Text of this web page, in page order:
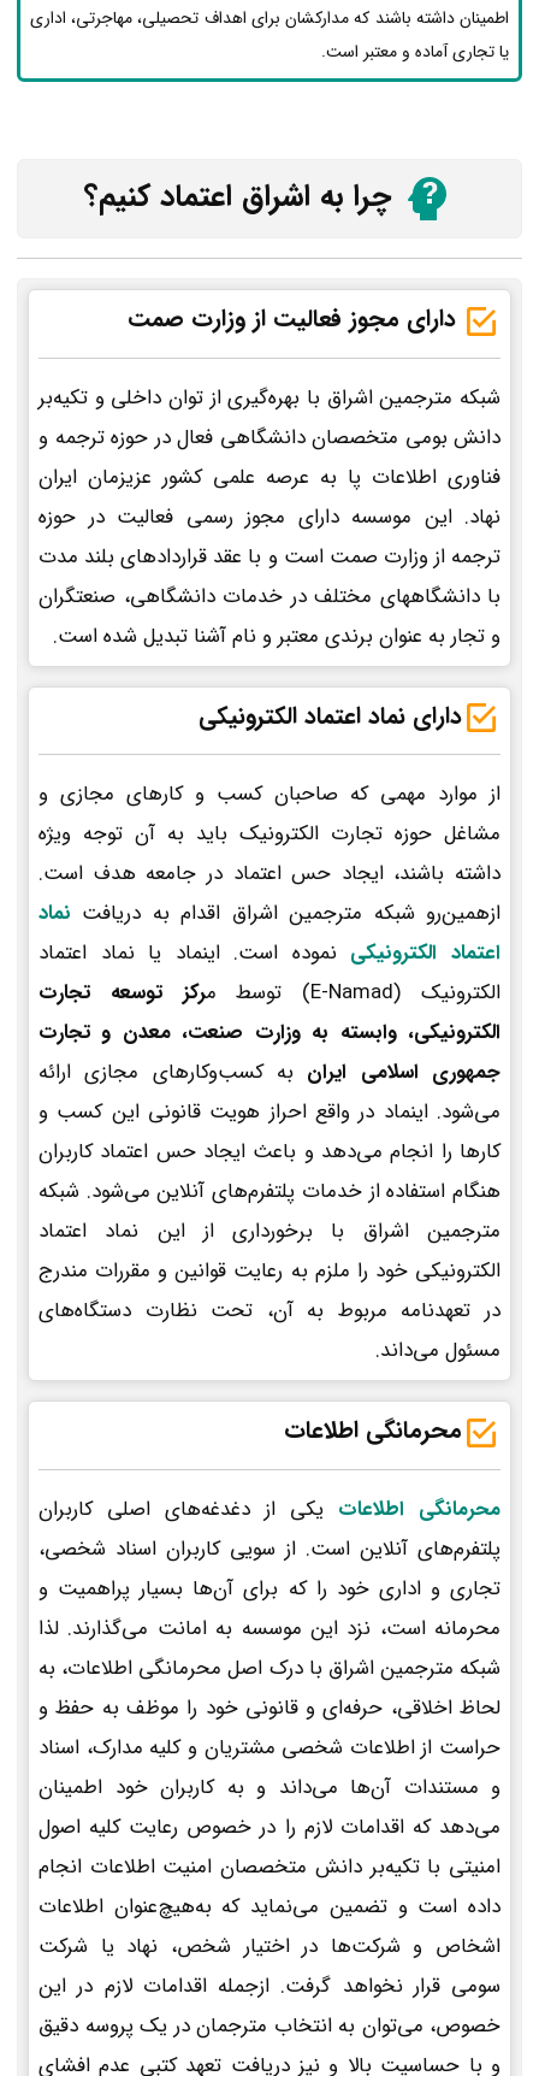
اطمینان داشته باشند که مدارکشان برای اهداف تحصیلی، مهاجرتی، اداری
یا تجاری آماده و معتبر است.
چرا به اشراق اعتماد کنیم؟
دارای مجوز فعالیت از وزارت صمت
شبکه مترجمین اشراق با بهره‌گیری از توان داخلی و تکیه‌بر
دانش بومی متخصصان دانشگاهی فعال در حوزه ترجمه و
فناوری اطلاعات پا به عرصه علمی کشور عزیزمان ایران
نهاد. این موسسه دارای مجوز رسمی فعالیت در حوزه
ترجمه از وزارت صمت است و با عقد قراردادهای بلند مدت
با دانشگاههای مختلف در خدمات دانشگاهی، صنعتگران
و تجار به عنوان برندی معتبر و نام آشنا تبدیل شده است.
دارای نماد اعتماد الکترونیکی
از موارد مهمی که صاحبان کسب و کارهای مجازی و
مشاغل حوزه تجارت الکترونیک باید به آن توجه ویژه
داشته باشند، ایجاد حس اعتماد در جامعه هدف است.
ازهمین‌رو شبکه مترجمین اشراق اقدام به دریافت نماد
اعتماد الکترونیکی نموده است. اینماد یا نماد اعتماد
الکترونیک (E-Namad) توسط م
رکز توسعه تجارت
الکترونیکی، وابسته به وزارت صنعت، معدن و تجارت
جمهوری اسلامی ایران به کسب‌وکارهای مجازی ارائه
می‌شود. اینماد در واقع احراز هویت قانونی این کسب و
کارها را انجام می‌دهد و باعث ایجاد حس اعتماد کاربران
هنگام استفاده از خدمات پلتفرم‌های آنلاین می‌شود. شبکه
مترجمین اشراق با برخورداری از این نماد اعتماد
الکترونیکی خود را ملزم به رعایت قوانین و مقررات مندرج
در تعهدنامه مربوط به آن، تحت نظارت دستگاه‌های
مسئول می‌داند.
محرمانگی اطلاعات
محرمانگی اطلاعات یکی از دغدغه‌های اصلی کاربران
پلتفرم‌های آنلاین است. از سویی کاربران اسناد شخصی،
تجاری و اداری خود را که برای آن‌ها بسیار پراهمیت و
محرمانه است، نزد این موسسه به امانت می‌گذارند. لذا
شبکه مترجمین اشراق با درک اصل محرمانگی اطلاعات، به
لحاظ اخلاقی، حرفه‌ای و قانونی خود را موظف به حفظ و
حراست از اطلاعات شخصی مشتریان و کلیه مدارک، اسناد
و مستندات آن‌ها می‌داند و به کاربران خود اطمینان
می‌دهد که اقدامات لازم را در خصوص رعایت کلیه اصول
امنیتی با تکیه‌بر دانش متخصصان امنیت اطلاعات انجام
داده است و تضمین می‌نماید که به‌هیچ‌عنوان اطلاعات
اشخاص و شرکت‌ها در اختیار شخص، نهاد یا شرکت
سومی قرار نخواهد گرفت. ازجمله اقدامات لازم در این
خصوص، می‌توان به انتخاب مترجمان در یک پروسه دقیق
و با حساسیت بالا و نیز دریافت تعهد کتبی عدم افشای